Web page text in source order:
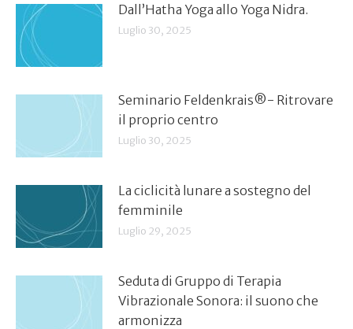
Dall’Hatha Yoga allo Yoga Nidra.
Luglio 30, 2025
Seminario Feldenkrais®️- Ritrovare
il proprio centro
Luglio 30, 2025
La ciclicità lunare a sostegno del
femminile
Luglio 29, 2025
Seduta di Gruppo di Terapia
Vibrazionale Sonora: il suono che
armonizza